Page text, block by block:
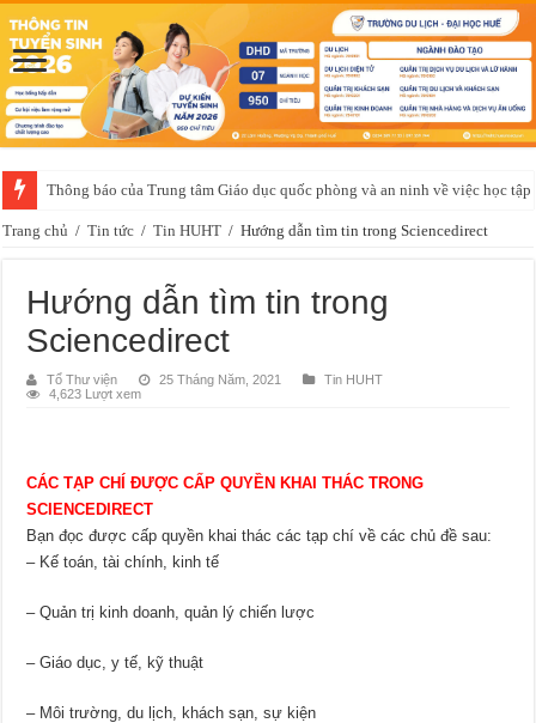
Thông báo của Trung tâm Giáo dục quốc phòng và an ninh về việc học
Trang chủ / Tin tức / Tin HUHT / Hướng dẫn tìm tin trong Sciencedirect
Hướng dẫn tìm tin trong
Sciencedirect
Tổ Thư viện 25 Tháng Năm, 2021
Tin HUHT
4,623 Lượt xem
CÁC TẠP CHÍ ĐƯỢC CẤP QUYỀN KHAI THÁC TRONG
SCIENCEDIRECT
Bạn đọc được cấp quyền khai thác các tạp chí về các chủ đề sau:
– Kế toán, tài chính, kinh tế
– Quản trị kinh doanh, quản lý chiến lược
– Giáo dục, y tế, kỹ thuật
– Môi trường, du lịch, khách sạn, sự kiện